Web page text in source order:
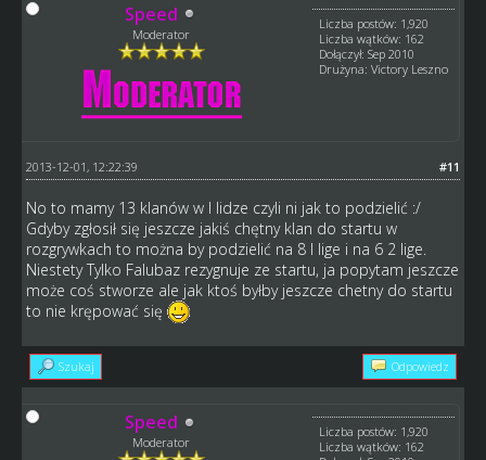
Speed
Moderator
Liczba postów: 1,920
Liczba wątków: 162
Dołączył: Sep 2010
Drużyna: Victory Leszno
#11
2013-12-01, 12:22:39
No to mamy 13 klanów w I lidze czyli ni jak to podzielić :/
Gdyby zgłosił się jeszcze jakiś chętny klan do startu w
rozgrywkach to można by podzielić na 8 I lige i na 6 2 lige.
Niestety Tylko Falubaz rezygnuje ze startu, ja popytam jeszcze
może coś stworze ale jak ktoś byłby jeszcze chetny do startu
to nie krępować się
Szukaj Odpowiedz
Speed
Moderator
Liczba postów: 1,920
Liczba wątków: 162